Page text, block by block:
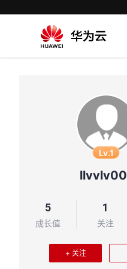
Lv.1
llvvlv00
5
成长值
1
关注
+ 关注